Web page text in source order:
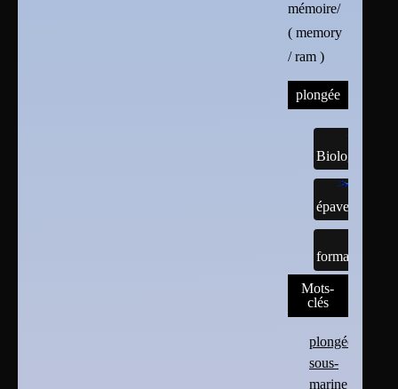
mémoire/
( memory
/ ram )
plongée
Biologie
épaves
formations
Mots-
clés
plongée
sous-
marine